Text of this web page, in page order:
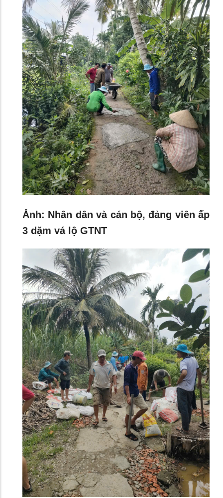
Ảnh: Nhân dân và cán bộ, đảng viên ấp
3 dặm vá lộ GTNT